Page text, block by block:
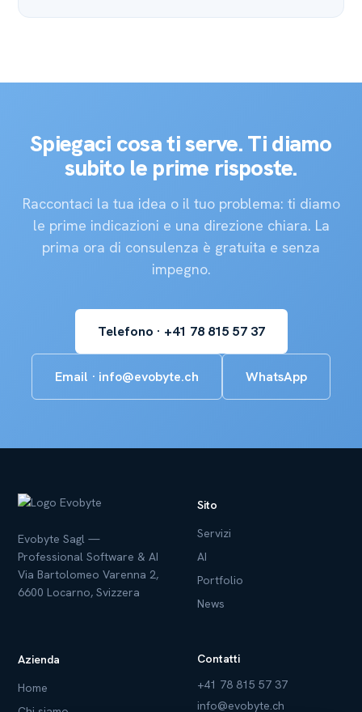
Spiegaci cosa ti serve. Ti diamo
subito le prime risposte.
Raccontaci la tua idea o il tuo problema: ti diamo
le prime indicazioni e una direzione chiara. La
prima ora di consulenza è gratuita e senza
impegno.
Telefono · +41 78 815 57 37
Email · info@evobyte.ch WhatsApp
Evobyte Sagl —
Professional Software & AI
Via Bartolomeo Varenna 2,
6600 Locarno, Svizzera
Sito
Servizi
AI
Portfolio
News
Azienda
Home
Contatti
+41 78 815 57 37
info@evobyte.ch